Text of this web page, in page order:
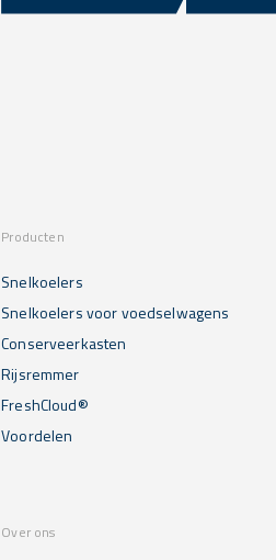
Producten
Snelkoelers
Snelkoelers voor voedselwagens
Conserveerkasten
Rijsremmer
FreshCloud®
Voordelen
Over ons